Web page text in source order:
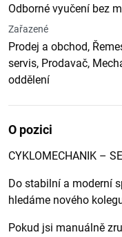
Odborné vyučení bez
Zařazené
Prodej a obchod,
servis, Prodavač,
oddělení
O pozici
CYKLOMECHANIK –
Do stabilní a moderní
hledáme nového
Pokud jsi manuálně